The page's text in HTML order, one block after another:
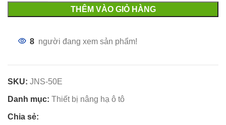
THÊM VÀO GIỎ HÀNG
8 người đang xem sản phẩm!
SKU: JNS-50E
Danh mục: Thiết bị nâng hạ ô tô
Chia sẻ: